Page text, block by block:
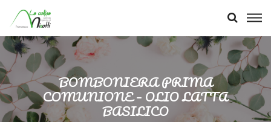
BOMBONIERA PRIMA
COMUNIONE – OLIO LATTA
BASILICO